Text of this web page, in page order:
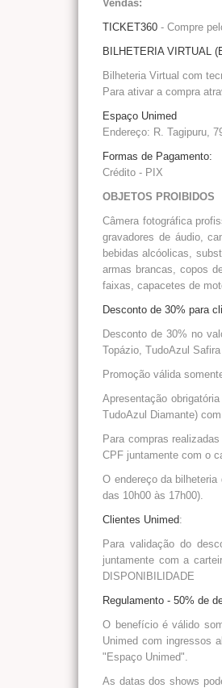
Vendas:
TICKET360 - Compre
BILHETERIA VIRTUAL
Bilheteria Virtual com
Para ativar a compra
Espaço Unimed
Endereço: R. Tagipuru,
Formas de Pagamento:
Crédito - PIX
OBJETOS PROIBIDOS
Câmera fotográfica
gravadores de áudio,
bebidas alcóolicas,
armas brancas, copos
faixas, capacetes de
Desconto de 30% para
Desconto de 30% no
Topázio, TudoAzul
Promoção válida
Apresentação
TudoAzul Diamante)
Para compras
CPF juntamente com o
O endereço da
das 10h00 às 17h00).
Clientes Unimed:
Para validação do
juntamente com a
DISPONIBILIDADE
Regulamento - 50% de
O benefício é válido
Unimed com ingressos
"Espaço Unimed".
As datas dos shows